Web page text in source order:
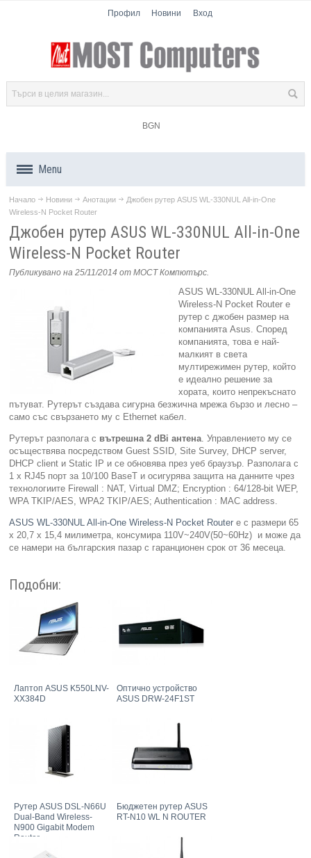
Профил Новини Вход
BGN
Menu
Продукти
Компоненти
Лаптопи
Компютри
Сървъри
Принтери
Консумативи
Аксесоари
Начало Новини Анотации
Джобен рутер ASUS WL-330NUL All-in-One
Wireless-N Pocket Router
Джобен рутер ASUS WL-330NUL All-in-One
Wireless-N Pocket Router
Публикувано на 25/11/2014 от МОСТ Компютърс
ASUS WL-330NUL All-in-One
Wireless-N Pocket Router е
рутер с джобен размер на
компанията Asus. Според
компанията, това е най-
малкият в света
мултирежимен рутер, който
е идеално решение за
хората, които непрекъснато
пътуват. Рутерът създава сигурна безжична мрежа бързо и лесно –
само със свързането му с Ethernet кабел.
Рутерът разполага с вътрешна 2 dBi антена . Управлението му се
осъществява посредством Guest SSID, Site Survey, DHCP server,
DHCP client и Static IP и се обновява през уеб браузър. Разполага с
1 x RJ45 порт за 10/100 BaseT и осигурява защита на данните чрез
технологиите Firewall : NAT, Virtual DMZ; Encryption : 64/128-bit WEP,
WPA TKIP/AES, WPA2 TKIP/AES; Authentication : MAC address.
ASUS WL-330NUL All-in-One Wireless-N Pocket Router e с размери 65
х 20,7 х 15,4 милиметра, консумира 110V~240V(50~60Hz) и може да
се намери на българския пазар с гаранционен срок от 36 месеца.
Подобни:
Лаптоп ASUS K550LNV-
XX384D
Оптично устройство
ASUS DRW-24F1ST
Рутер ASUS DSL-N66U
Dual-Band Wireless-
N900 Gigabit Modem
Router
Бюджетен рутер ASUS
RT-N10 WL N ROUTER